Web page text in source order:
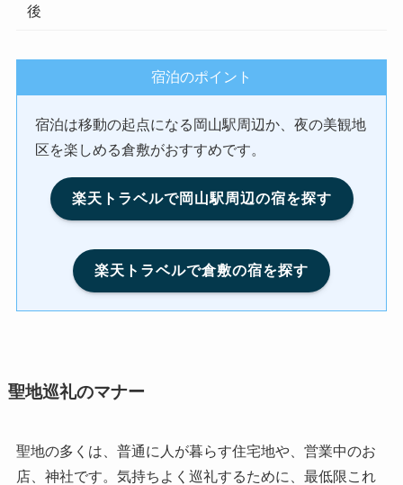
後
宿泊のポイント
宿泊は移動の起点になる岡山駅周辺か、夜の美観地
区を楽しめる倉敷がおすすめです。
楽天トラベルで岡山駅周辺の宿を探す
楽天トラベルで倉敷の宿を探す
聖地巡礼のマナー
聖地の多くは、普通に人が暮らす住宅地や、営業中のお
店、神社です。気持ちよく巡礼するために、最低限これ